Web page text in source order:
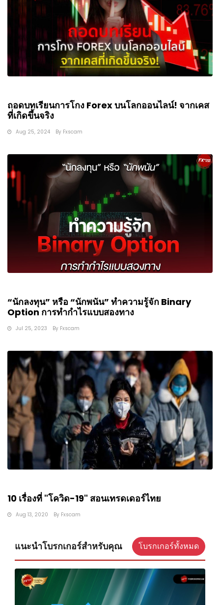
ถอดบทเรียนการโกง Forex บนโลกออนไลน์! จากเคส
ที่เกิดขึ้นจริง
Aug 25, 2024 By Fxscam
“นักลงทุน” หรือ “นักพนัน” ทำความรู้จัก Binary
Option การทำกำไรแบบสองทาง
Jul 25, 2023 By Fxscam
10 เรื่องที่​ "โควิด-19" สอนเทรดเดอร์ไทย
Aug 13, 2020 By Fxscam
แนะนำโบรกเกอร์สำหรับคุณ โบรกเกอร์ทั้งหมด